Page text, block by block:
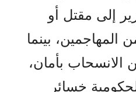
إلى مقتل أو
حوالي 100 من المهاجمين، بينما
من الانسحاب بأمان،
خسائر